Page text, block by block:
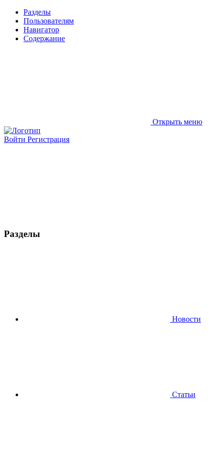
Разделы
Пользователям
Навигатор
Содержание
Открыть меню
Войти Регистрация
Разделы
Новости
Статьи